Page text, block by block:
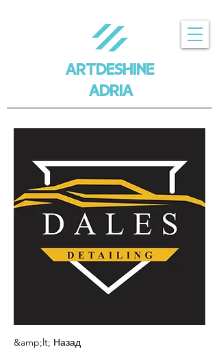
ARTDESHINE
ADRIA
&amp;lt; Назад